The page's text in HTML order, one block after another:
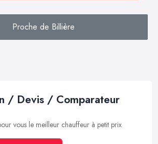
Proche de Billière
/ Devis / Comparateur
vous le meilleur chauffeur à petit prix